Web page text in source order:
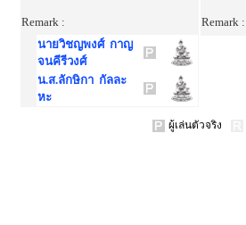
Remark :
นายวิชญพงศ์ กาญ
จนคีรีวงศ์
น.ส.ลักษิกา กัลละ
หะ
Remark :
ผู้เล่นตัวจริง